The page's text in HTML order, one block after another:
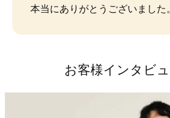
本当にありがとうございました
お客様インタビ